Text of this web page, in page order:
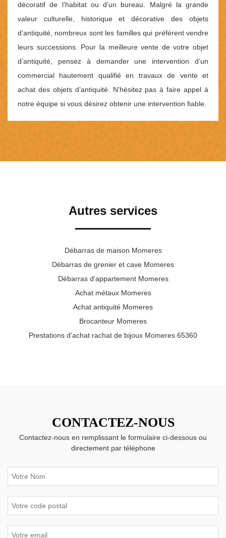
décoratif de l’habitat ou d’un bureau. Malgré la grande
valeur culturelle, historique et décorative des objets
d’antiquité, nombreux sont les familles qui préfèrent vendre
leurs successions. Pour la meilleure vente de votre objet
d’antiquité, pensez à demander une intervention d’un
commercial hautement qualifié en travaux de vente et
achat des objets d’antiquité. N’hésitez pas à faire appel à
notre équipe si vous désirez obtenir une intervention fiable.
Autres services
Débarras de maison Momeres
Débarras de grenier et cave Momeres
Débarras d'appartement Momeres
Achat métaux Momeres
Achat antiquité Momeres
Brocanteur Momeres
Prestations d'achat rachat de bijoux Momeres 65360
CONTACTEZ-NOUS
Contactez-nous en remplissant le formulaire ci-dessous ou
directement par téléphone